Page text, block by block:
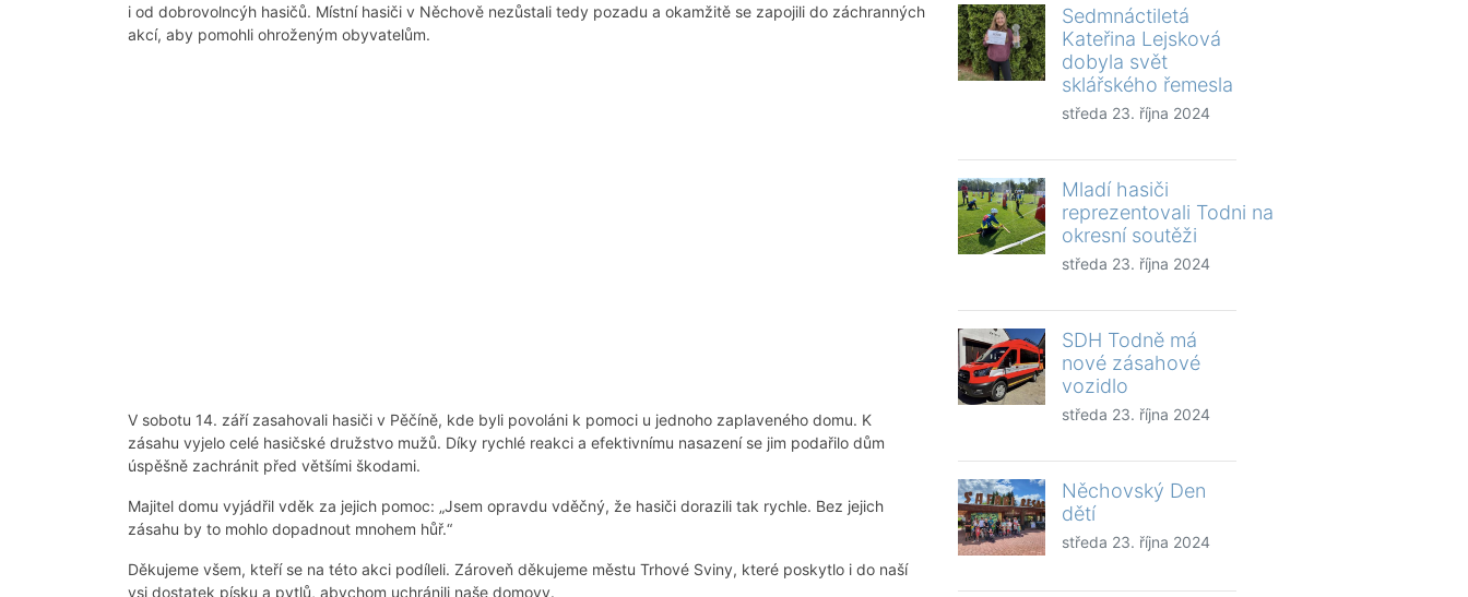
i od dobrovolncýh hasičů. Místní hasiči v Něchově nezůstali tedy pozadu a okamžitě se zapojili do záchranných
akcí, aby pomohli ohroženým obyvatelům.
V sobotu 14. září zasahovali hasiči v Pěčíně, kde byli povoláni k pomoci u jednoho zaplaveného domu. K
zásahu vyjelo celé hasičské družstvo mužů. Díky rychlé reakci a efektivnímu nasazení se jim podařilo dům
úspěšně zachránit před většími škodami.
Majitel domu vyjádřil vděk za jejich pomoc: „Jsem opravdu vděčný, že hasiči dorazili tak rychle. Bez jejich
zásahu by to mohlo dopadnout mnohem hůř.“
Děkujeme všem, kteří se na této akci podíleli. Zároveň děkujeme městu Trhové Sviny, které poskytlo i do naší
vsi dostatek písku a pytlů, abychom uchránili naše domovy.
Sedmnáctiletá
Kateřina Lejsková
dobyla svět
sklářského řemesla
středa 23. října 2024
Mladí hasiči
reprezentovali Todni na
okresní soutěži
středa 23. října 2024
SDH Todně má
nové zásahové
vozidlo
středa 23. října 2024
Něchovský Den
dětí
středa 23. října 2024